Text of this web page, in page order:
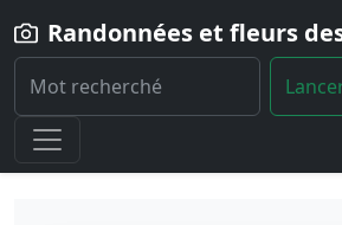
Randonnées et fleurs
Home
Paysages Localité